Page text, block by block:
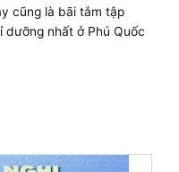
cũng là bãi tắm tập
dưỡng nhất ở Phú Quốc